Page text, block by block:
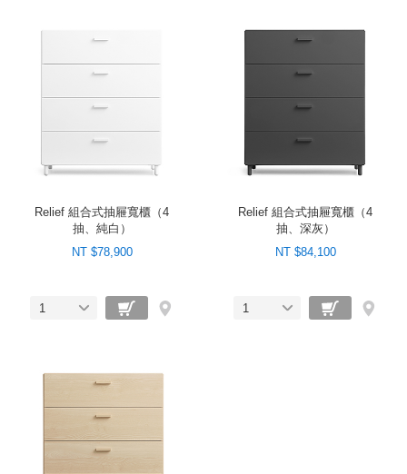
Relief 組合式抽屜寬櫃（4
抽、純白）
NT $78,900
1
Relief 組合式抽屜寬櫃（4
抽、深灰）
NT $84,100
1